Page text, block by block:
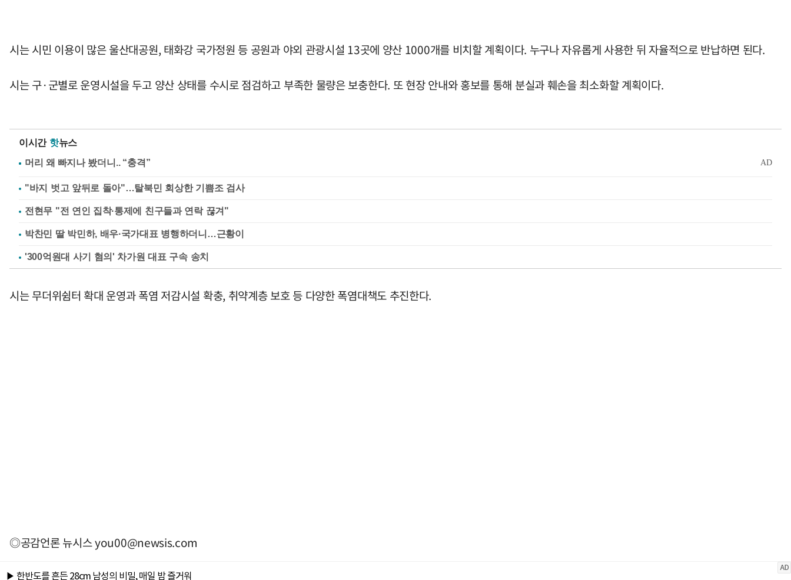
시는 시민 이용이 많은 울산대공원, 태화강 국가정원 등 공원과 야외 관광시설 13곳에 양산 1000개를 비치할 계획이다. 누구나 자유롭게 사용한 뒤 자율적으로 반납하면 된다.
시는 구·군별로 운영시설을 두고 양산 상태를 수시로 점검하고 부족한 물량은 보충한다. 또 현장 안내와 홍보를 통해 분실과 훼손을 최소화할 계획이다.
이시간 핫뉴스
"바지 벗고 앞뒤로 돌아"…탈북민 회상한 기쁨조 검사
전현무 "전 연인 집착·통제에 친구들과 연락 끊겨"
박찬민 딸 박민하, 배우·국가대표 병행하더니…근황이
'300억원대 사기 혐의' 차가원 대표 구속 송치
시는 무더위쉼터 확대 운영과 폭염 저감시설 확충, 취약계층 보호 등 다양한 폭염대책도 추진한다.
◎공감언론 뉴시스you00@newsis.com